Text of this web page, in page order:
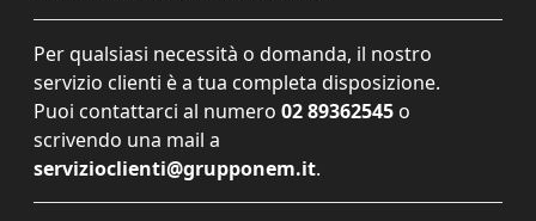
Per qualsiasi necessità o domanda, il nostro
servizio clienti è a tua completa disposizione.
Puoi contattarci al numero 02 89362545 o
scrivendo una mail a
servizioclienti@grupponem.it.